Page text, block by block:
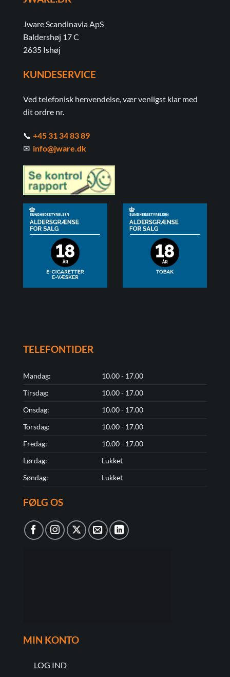
Jware Scandinavia ApS
Baldershøj 17 C
2635 Ishøj
KUNDESERVICE
Ved telefonisk henvendelse, vær venligst klar med
dit ordre nr.
📞 +45 31 34 83 89
✉ info@jware.dk
TELEFONTIDER
Mandag:
10.00 - 17.00
Tirsdag:
10.00 - 17.00
Onsdag:
10.00 - 17.00
Torsdag:
10.00 - 17.00
Fredag:
10.00 - 17.00
Lørdag:
Lukket
Søndag:
Lukket
FØLG OS
MIN KONTO
LOG IND